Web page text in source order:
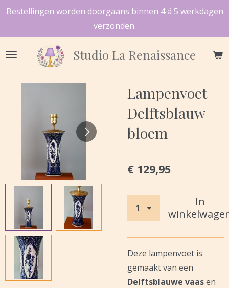
Ga
de
hoofdinhoud
Studio La Renaissance
Bestellingen worden doorgaans binnen 4 á 5 werkdagen
verzonden.
Lampenvoet
Delftsblauw
bloem
€ 129,95
In
Deze lampenvoet is
gemaakt van een
Delftsblauwe vaasen